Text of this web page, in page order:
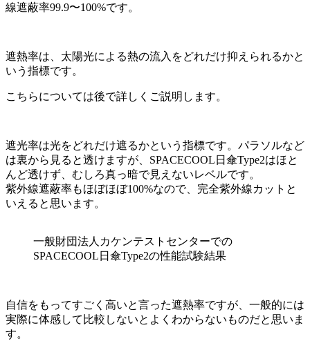
線遮蔽率99.9〜100%です。
遮熱率は、太陽光による熱の流入をどれだけ抑えられるかと
いう指標です。
こちらについては後で詳しくご説明します。
遮光率は光をどれだけ遮るかという指標です。パラソルなど
は裏から見ると透けますが、SPACECOOL日傘Type2はほと
んど透けず、むしろ真っ暗で見えないレベルです。
紫外線遮蔽率もほぼほぼ100%なので、完全紫外線カットと
いえると思います。
一般財団法人カケンテストセンターでの
SPACECOOL日傘Type2の性能試験結果
自信をもってすごく高いと言った遮熱率ですが、一般的には
実際に体感して比較しないとよくわからないものだと思いま
す。